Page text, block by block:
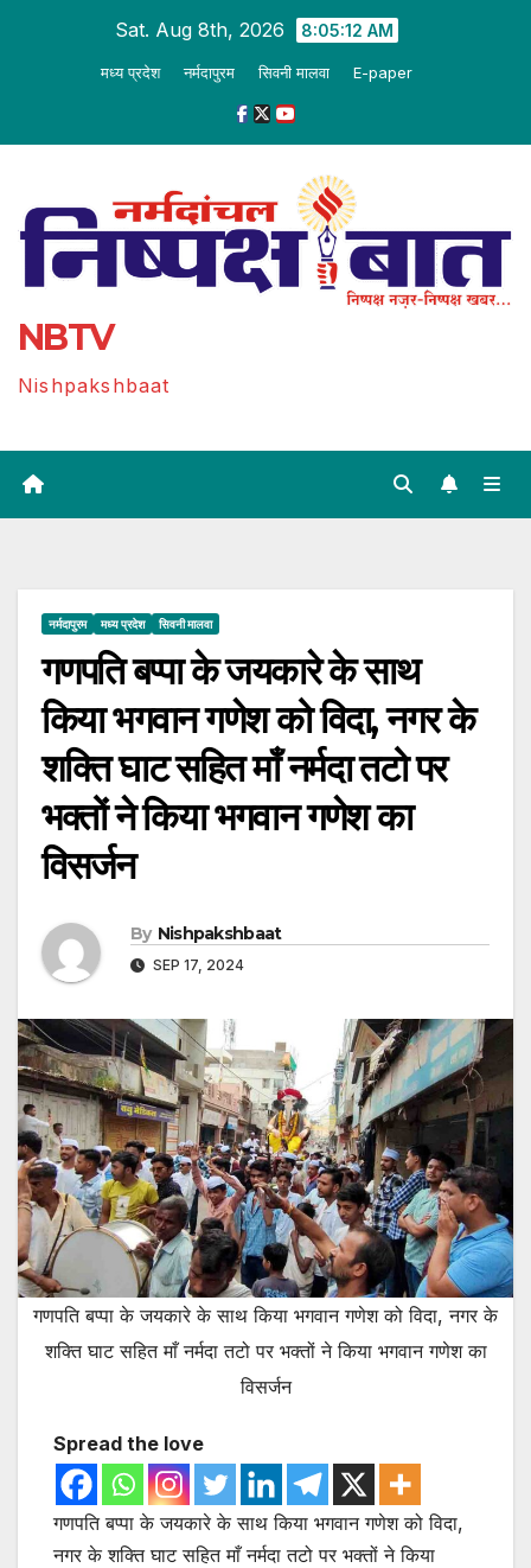
Sat. Aug 8th, 2026 8:05:12 AM
मध्य प्रदेश नर्मदापुरम सिवनी मालवा E-paper
NBTV
Nishpakshbaat
नर्मदापुरम मध्य प्रदेश सिवनी मालवा
गणपति बप्पा के जयकारे के साथ
किया भगवान गणेश को विदा, नगर के
शक्ति घाट सहित माँ नर्मदा तटो पर
भक्तों ने किया भगवान गणेश का
विसर्जन
By Nishpakshbaat
SEP 17, 2024
गणपति बप्पा के जयकारे के साथ किया भगवान गणेश को विदा, नगर के
शक्ति घाट सहित माँ नर्मदा तटो पर भक्तों ने किया भगवान गणेश का
विसर्जन
Spread the love
गणपति बप्पा के जयकारे के साथ किया भगवान गणेश को विदा,
नगर के शक्ति घाट सहित माँ नर्मदा तटो पर भक्तों ने किया